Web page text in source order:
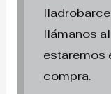
llámanos
estaremos
compra.